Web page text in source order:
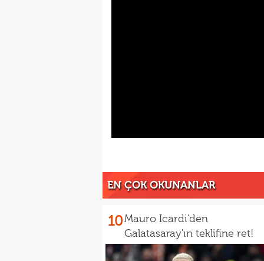
EN ÇOK OKUNANLAR
10Mauro Icardi'den
Galatasaray'ın teklifine ret!